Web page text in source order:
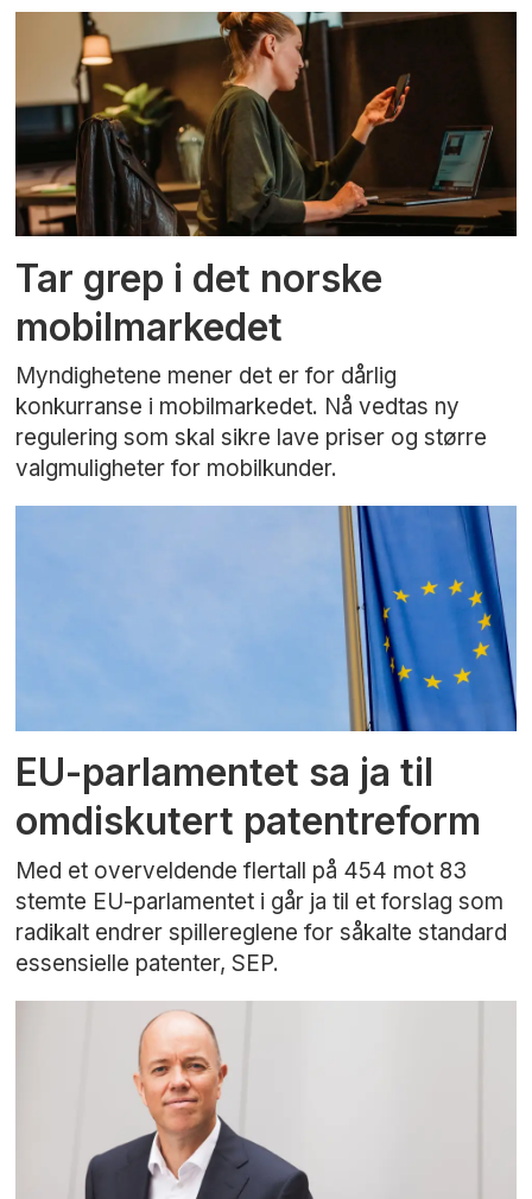
Tar grep i det norske
mobilmarkedet
Myndighetene mener det er for dårlig
konkurranse i mobilmarkedet. Nå vedtas ny
regulering som skal sikre lave priser og større
valgmuligheter for mobilkunder.
EU-parlamentet sa ja til
omdiskutert patentreform
Med et overveldende flertall på 454 mot 83
stemte EU-parlamentet i går ja til et forslag som
radikalt endrer spillereglene for såkalte standard
essensielle patenter, SEP.